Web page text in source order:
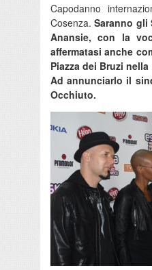
Capodanno
Cosenza.Saranno gli
Anansie, con la
affermatasi anche
Piazza dei Bruzi
Ad annunciarlo il
Occhiuto.